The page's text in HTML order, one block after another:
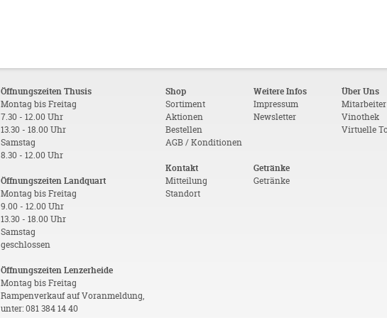
Öffnungszeiten Thusis
Montag bis Freitag
7.30 - 12.00 Uhr
13.30 - 18.00 Uhr
Samstag
8.30 - 12.00 Uhr
Öffnungszeiten Landquart
Montag bis Freitag
9.00 - 12.00 Uhr
13.30 - 18.00 Uhr
Samstag
geschlossen
Öffnungszeiten Lenzerheide
Montag bis Freitag
Rampenverkauf auf Voranmeldung,
unter: 081 384 14 40
Shop
Sortiment
Aktionen
Bestellen
AGB / Konditionen
Weitere Infos
Impressum
Newsletter
Über Uns
Mitarbeiter
Vinothek
Virtuelle
Kontakt
Mitteilung
Standort
Getränke
Getränke